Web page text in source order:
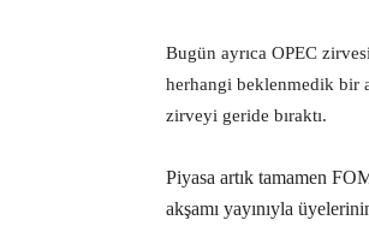
Bugün ayrıca OPEC
herhangi beklenmedik bir
zirveyi geride bıraktı.
Piyasa artık tamamen
akşamı yayınıyla